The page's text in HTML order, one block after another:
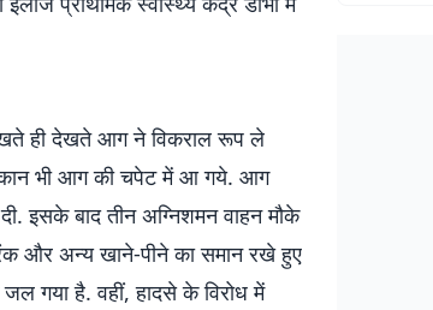
ही देखते आग ने विकराल रूप ले
भी आग की चपेट में आ गये. आग
इसके बाद तीन अग्निशमन वाहन मौके
और अन्य खाने-पीने का समान रखे हुए
गया है. वहीं, हादसे के विरोध में